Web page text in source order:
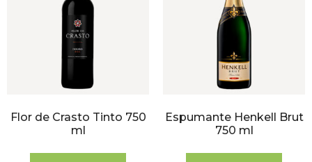
Flor de Crasto Tinto 750
ml
Espumante Henkell Brut
750 ml